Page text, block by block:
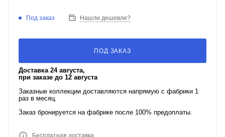
Под заказ Нашли дешевле?
ПОД ЗАКАЗ
Доставка 24 августа,
при заказе до 12 августа
Заказные коллекции доставляются напрямую с фабрики 1
раз в месяц.
Заказ бронируется на фабрике после 100% предоплаты.
Бесплатная доставка